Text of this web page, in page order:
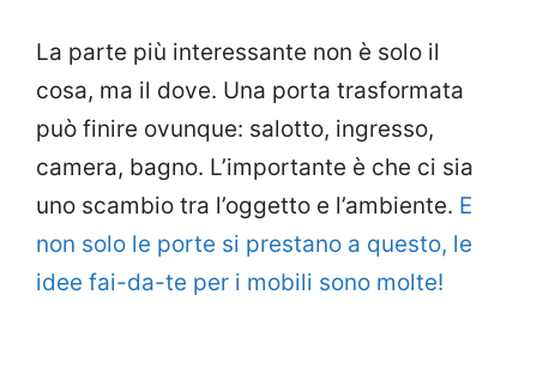
La parte più interessante non è solo il
cosa, ma il dove. Una porta trasformata
può finire ovunque: salotto, ingresso,
camera, bagno. L’importante è che ci sia
uno scambio tra l’oggetto e l’ambiente. E
non solo le porte si prestano a questo, le
idee fai-da-te per i mobili sono molte!